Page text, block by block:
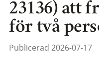
23136) att
för två
Publicerad 2026-07-17